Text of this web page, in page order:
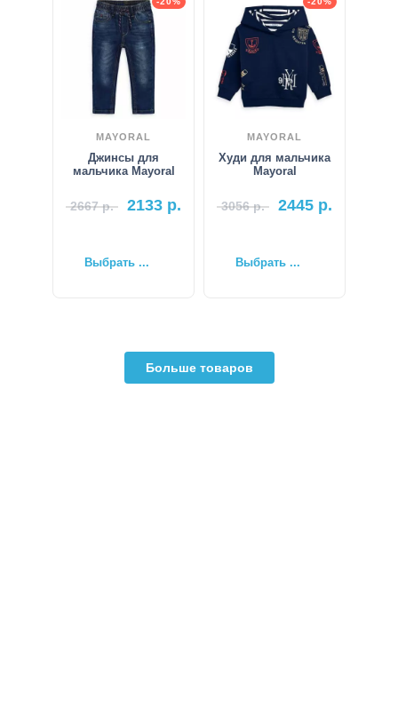
MAYORAL
Джинсы для
мальчика Mayoral
2667р. 2133 р.
Выбрать ...
MAYORAL
Худи для мальчика
Mayoral
3056р. 2445 р.
Выбрать ...
Больше товаров